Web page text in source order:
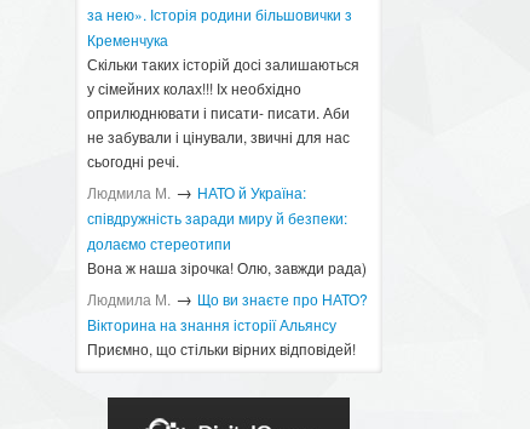
за нею». Історія родини більшовички з
Кременчука
Скільки таких історій досі залишаються
у сімейних колах!!! Іх необхідно
оприлюднювати і писати- писати. Аби
не забували і цінували, звичні для нас
сьогодні речі.
Людмила М. → ​НАТО й Україна:
співдружність заради миру й безпеки:
долаємо стереотипи
Вона ж наша зірочка! Олю, завжди рада)
Людмила М. → Що ви знаєте про НАТО?
Вікторина на знання історії Альянсу ​
Приємно, що стільки вірних відповідей!